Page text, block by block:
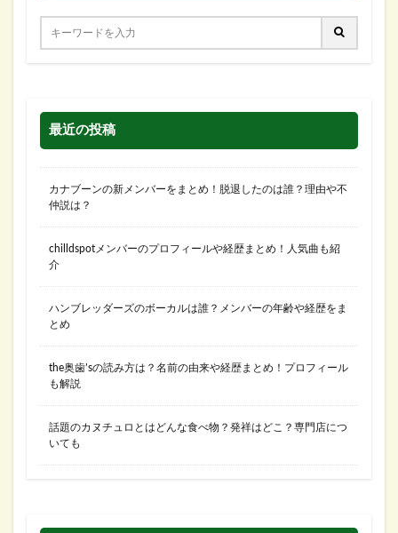
最近の投稿
カナブーンの新メンバーをまとめ！脱退したのは誰？理由や不
仲説は？
chilldspotメンバーのプロフィールや経歴まとめ！人気曲も紹
介
ハンブレッダーズのボーカルは誰？メンバーの年齢や経歴をま
とめ
the奥歯’sの読み方は？名前の由来や経歴まとめ！プロフィール
も解説
話題のカヌチュロとはどんな食べ物？発祥はどこ？専門店につ
いても